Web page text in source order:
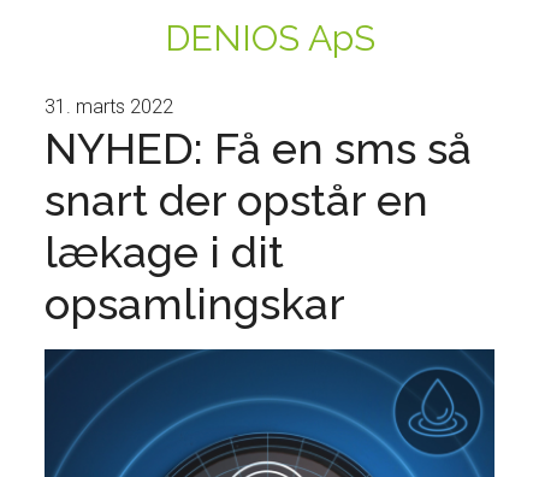
DENIOS ApS
31. marts 2022
NYHED: Få en sms så
snart der opstår en
lækage i dit
opsamlingskar